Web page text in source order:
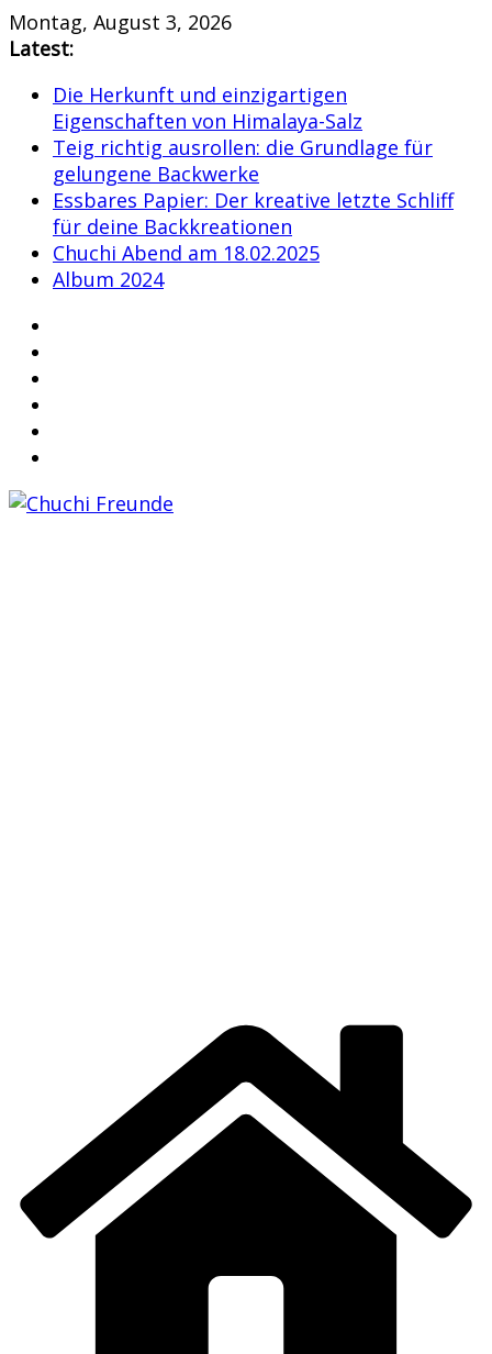
Skip
to
Montag, August 3, 2026
Latest:
Die Herkunft und einzigartigen
Eigenschaften von Himalaya-Salz
Teig richtig ausrollen: die Grundlage für
gelungene Backwerke
Essbares Papier: Der kreative letzte Schliff
für deine Backkreationen
Chuchi Abend am 18.02.2025
Album 2024